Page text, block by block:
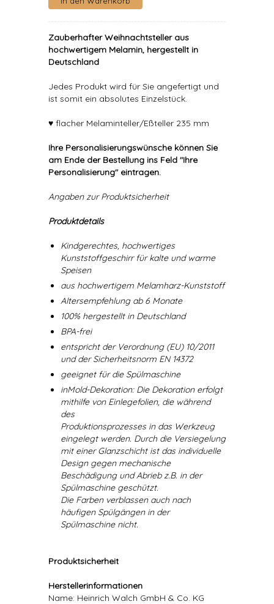
Zauberhafter Weihnachtsteller aus
hochwertigem Melamin, hergestellt in
Deutschland
Jedes Produkt wird für Sie angefertigt und
ist somit ein absolutes Einzelstück.
♥ flacher Melaminteller/Eßteller 235 mm
Ihre Personalisierungswünsche können Sie
am Ende der Bestellung ins Feld "Ihre
Personalisierung" eintragen.
Angaben zur Produktsicherheit
Produktdetails
Kindgerechtes, hochwertiges
Kunststoffgeschirr für kalte und warme
Speisen
aus hochwertigem Melamharz-Kunststoff
Altersempfehlung ab 6 Monate
100% hergestellt in Deutschland
BPA-frei
entspricht der Verordnung (EU) 10/2011
und der Sicherheitsnorm EN 14372
geeignet für die Spülmaschine
inMold-Dekoration: Die Dekoration erfolgt
mithilfe von Einlegefolien, die während
des
Produktionsprozesses in das Werkzeug
eingelegt werden. Durch die Versiegelung
mit einer Glanzschicht ist das individuelle
Design gegen mechanische
Beschädigung und Abrieb z.B. in der
Spülmaschine geschützt.
Die Farben verblassen auch nach
häufigen Spülgängen in der
Spülmaschine nicht.
Produktsicherheit
Herstellerinformationen
Name: Heinrich Walch GmbH & Co. KG